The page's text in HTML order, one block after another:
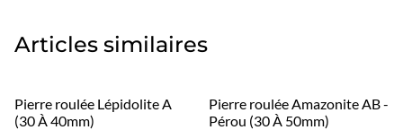
Articles similaires
Pierre roulée Lépidolite A
(30 À 40mm)
Pierre roulée Amazonite AB -
Pérou (30 À 50mm)